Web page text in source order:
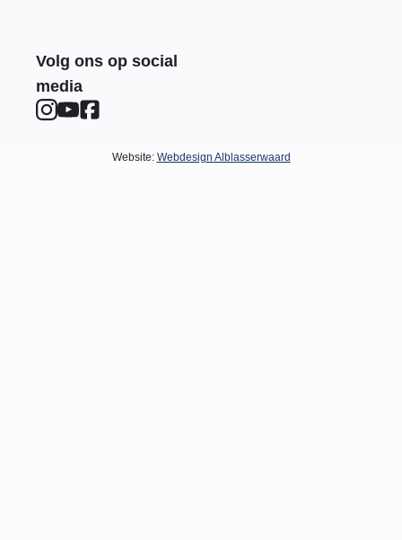
Volg ons op social
media
Website: Webdesign Alblasserwaard